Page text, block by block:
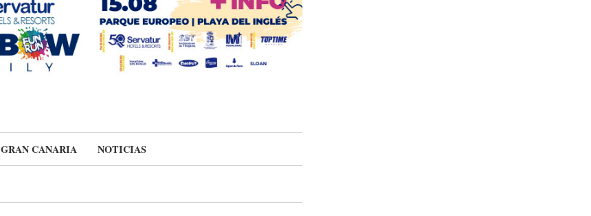
GRAN CANARIA NOTICIAS